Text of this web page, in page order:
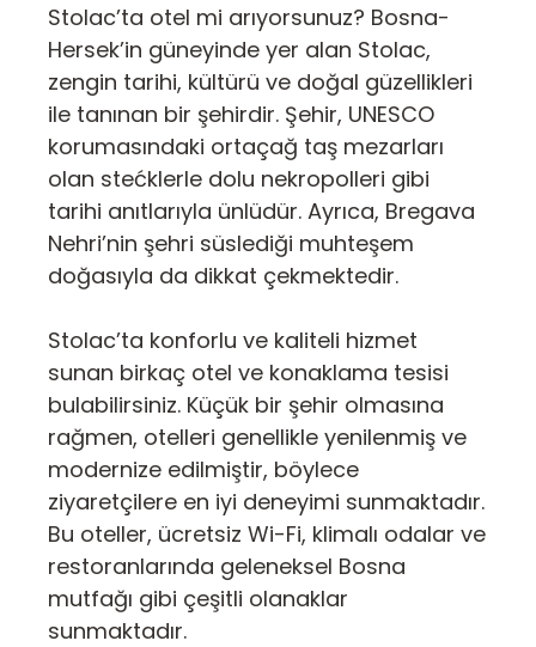
Stolac’ta otel mi arıyorsunuz? Bosna-
Hersek’in güneyinde yer alan Stolac,
zengin tarihi, kültürü ve doğal güzellikleri
ile tanınan bir şehirdir. Şehir, UNESCO
korumasındaki ortaçağ taş mezarları
olan stećklerle dolu nekropolleri gibi
tarihi anıtlarıyla ünlüdür. Ayrıca, Bregava
Nehri’nin şehri süslediği muhteşem
doğasıyla da dikkat çekmektedir.
Stolac’ta konforlu ve kaliteli hizmet
sunan birkaç otel ve konaklama tesisi
bulabilirsiniz. Küçük bir şehir olmasına
rağmen, otelleri genellikle yenilenmiş ve
modernize edilmiştir, böylece
ziyaretçilere en iyi deneyimi sunmaktadır.
Bu oteller, ücretsiz Wi-Fi, klimalı odalar ve
restoranlarında geleneksel Bosna
mutfağı gibi çeşitli olanaklar
sunmaktadır.